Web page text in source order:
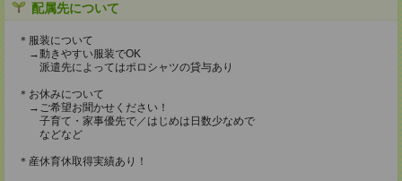
配属先について
＊服装について
→動きやすい服装でOK
派遣先によってはポロシャツの貸与あり
＊お休みについて
→ご希望お聞かせください！
子育て・家事優先で／はじめは日数少なめで
などなど
＊産休育休取得実績あり！